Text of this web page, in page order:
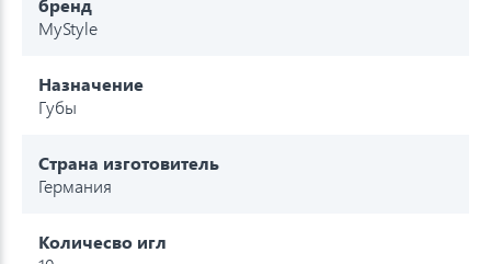
MyStyle
Назначение
Губы
Страна изготовитель
Германия
Количесво игл